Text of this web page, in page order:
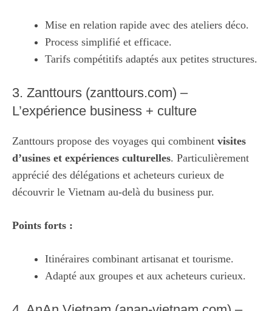
Mise en relation rapide avec des ateliers déco.
Process simplifié et efficace.
Tarifs compétitifs adaptés aux petites structures.
3. Zanttours (zanttours.com) –
L’expérience business + culture
Zanttours propose des voyages qui combinent visites
d’usines et expériences culturelles. Particulièrement
apprécié des délégations et acheteurs curieux de
découvrir le Vietnam au-delà du business pur.
Points forts :
Itinéraires combinant artisanat et tourisme.
Adapté aux groupes et aux acheteurs curieux.